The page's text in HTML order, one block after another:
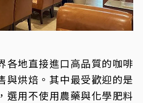
各地直接進口高品質的咖啡
與烘焙。其中最受歡迎的是
選用不使用農藥與化學肥料